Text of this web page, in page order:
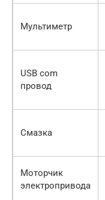
Мультиметр
USB com
провод
Смазка
Моторчик
электропривода